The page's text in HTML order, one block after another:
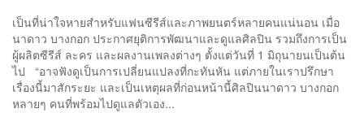
เป็นที่น่าใจหายสำหรับแฟนซีรีส์และภาพยนตร์หลายคนแน่นอน เมื่อ
นาดาว บางกอก ประกาศยุติการพัฒนาและดูแลศิลปิน รวมถึงการเป็น
ผู้ผลิตซีรีส์ ละคร และผลงานเพลงต่างๆ ตั้งแต่วันที่ 1 มิถุนายนเป็นต้น
ไป “อาจฟังดูเป็นการเปลี่ยนแปลงที่กะทันหัน แต่ภายในเราปรึกษา
เรื่องนี้มาสักระยะ และเป็นเหตุผลที่ก่อนหน้านี้ศิลปินนาดาว บางกอก
หลายๆ คนที่พร้อมไปดูแลตัวเอง...